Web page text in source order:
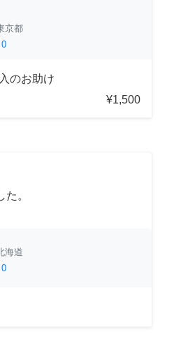
京都
0
のお助け
¥1,500
。
海道
0